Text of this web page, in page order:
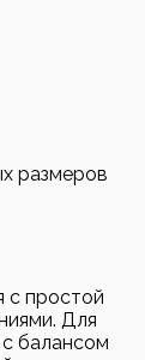
размеров
с простой
Для
балансом